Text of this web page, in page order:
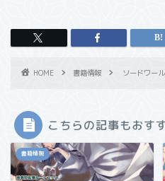
HOME 書籍情報 ソードワー
こちらの記事もおす
書籍情報